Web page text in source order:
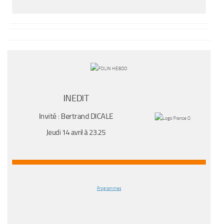
INEDIT
Invité : Bertrand DICALE
Jeudi 14 avril à 23.25
Programmes